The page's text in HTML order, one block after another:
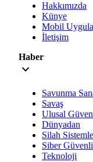
Hakkımızda
Künye
Mobil
İletişim
Haber
Savunma
Savaş
Ulusal
Dünyadan
Silah
Siber
Teknoloji